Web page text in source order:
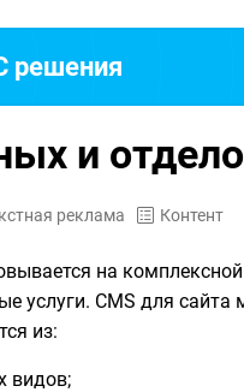
решения
и
реклама Контент
на
CMS для
из:
видов;